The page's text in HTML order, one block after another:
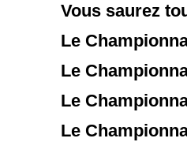
Vous saurez
Le
Le
Le
Le